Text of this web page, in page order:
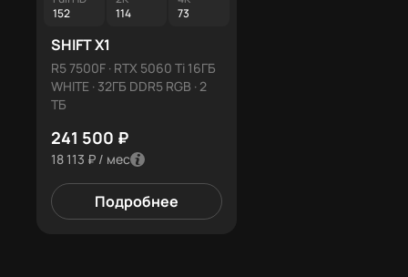
152
114
73
SHIFT X1
R5 7500F · RTX 5060 Ti 16ГБ
WHITE · 32ГБ DDR5 RGB · 2
ТБ
241 500 ₽
18 113 ₽ / мес
Подробнее